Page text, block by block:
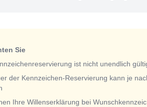
Sie
ist nicht unendlich
der Kennzeichen-Reservierung kann je
Ihre Willenserklärung bei